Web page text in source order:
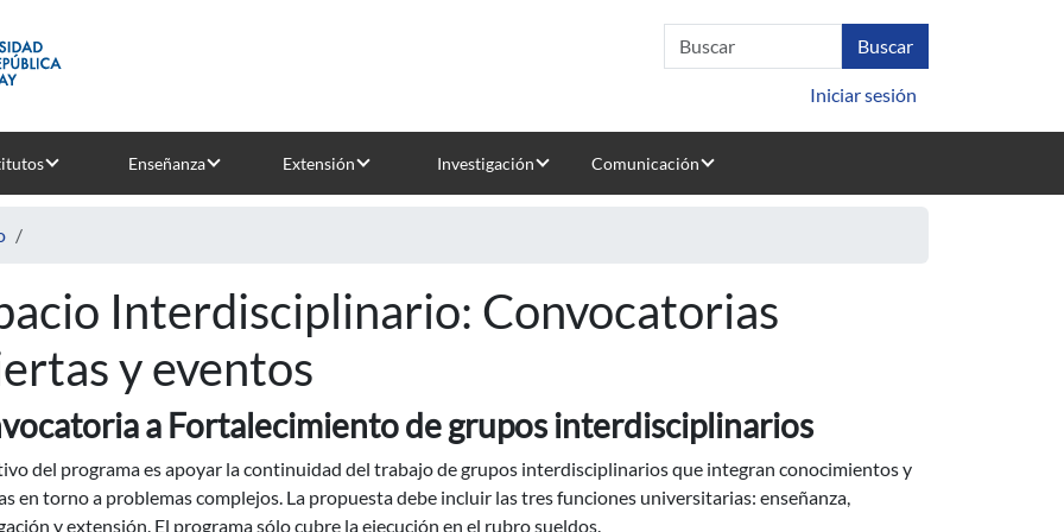
Iniciar sesión
Enseñanza Extensión Investigación Comunicación
Interdisciplinario: Convocatorias
y eventos
a Fortalecimiento de grupos interdisciplinarios
del programa es apoyar la continuidad del trabajo de grupos interdisciplinarios que integran conocimientos y
en torno a problemas complejos. La propuesta debe incluir las tres funciones universitarias: enseñanza,
y extensión. El programa sólo cubre la ejecución en el rubro sueldos.